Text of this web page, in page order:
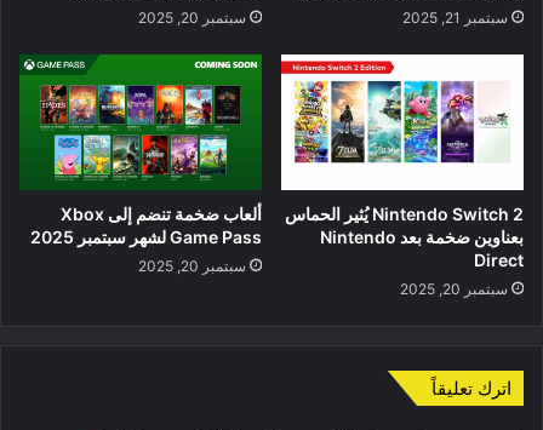
سبتمبر 21, 2025 سبتمبر 20, 2025
Nintendo Switch 2 يُثير الحماس
بعناوين ضخمة بعد Nintendo
Direct
سبتمبر 20, 2025
ألعاب ضخمة تنضم إلى Xbox
Game Pass لشهر سبتمبر 2025
سبتمبر 20, 2025
اترك تعليقاً